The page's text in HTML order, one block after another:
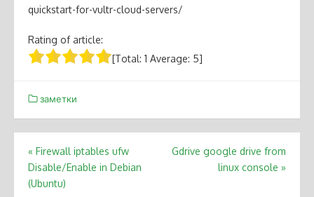
quickstart-for-vultr-cloud-servers/
Rating of article:
[Total: 1 Average: 5]
заметки
Post
navigation
« Firewall iptables ufw
Disable/Enable in Debian
(Ubuntu)
Gdrive google drive from
linux console »